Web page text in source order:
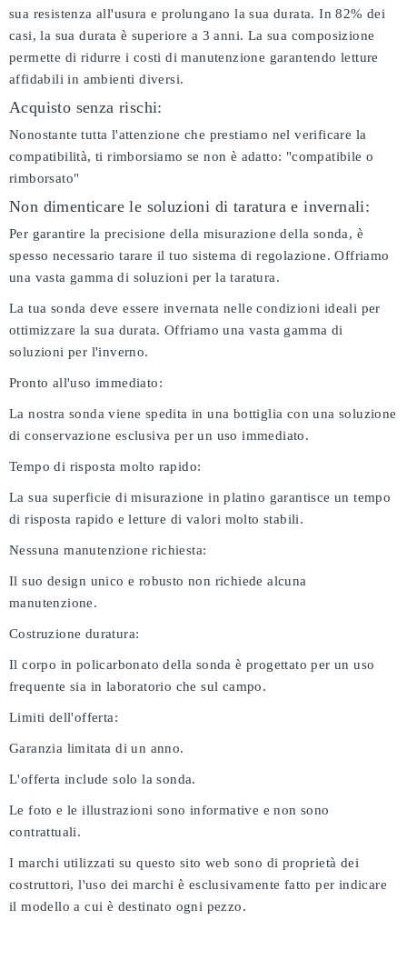
sua resistenza all'usura e prolungano la sua durata. In 82% dei
casi, la sua durata è superiore a 3 anni. La sua composizione
permette di ridurre i costi di manutenzione garantendo letture
affidabili in ambienti diversi.
Acquisto senza rischi:
Nonostante tutta l'attenzione che prestiamo nel verificare la
compatibilità, ti rimborsiamo se non è adatto: "compatibile o
rimborsato"
Non dimenticare le soluzioni di taratura e invernali:
Per garantire la precisione della misurazione della sonda, è
spesso necessario tarare il tuo sistema di regolazione. Offriamo
una vasta gamma di soluzioni per la taratura.
La tua sonda deve essere invernata nelle condizioni ideali per
ottimizzare la sua durata. Offriamo una vasta gamma di
soluzioni per l'inverno.
Pronto all'uso immediato:
La nostra sonda viene spedita in una bottiglia con una soluzione
di conservazione esclusiva per un uso immediato.
Tempo di risposta molto rapido:
La sua superficie di misurazione in platino garantisce un tempo
di risposta rapido e letture di valori molto stabili.
Nessuna manutenzione richiesta:
Il suo design unico e robusto non richiede alcuna
manutenzione.
Costruzione duratura:
Il corpo in policarbonato della sonda è progettato per un uso
frequente sia in laboratorio che sul campo.
Limiti dell'offerta:
Garanzia limitata di un anno.
L'offerta include solo la sonda.
Le foto e le illustrazioni sono informative e non sono
contrattuali.
I marchi utilizzati su questo sito web sono di proprietà dei
costruttori, l'uso dei marchi è esclusivamente fatto per indicare
il modello a cui è destinato ogni pezzo.